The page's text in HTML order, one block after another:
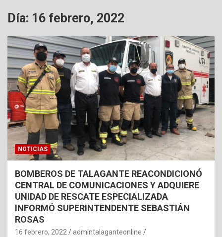
Día: 16 febrero, 2022
NOTICIAS
BOMBEROS DE TALAGANTE REACONDICIONÓ
CENTRAL DE COMUNICACIONES Y ADQUIERE
UNIDAD DE RESCATE ESPECIALIZADA
INFORMÓ SUPERINTENDENTE SEBASTIÁN
ROSAS
16 febrero, 2022
admintalaganteonline